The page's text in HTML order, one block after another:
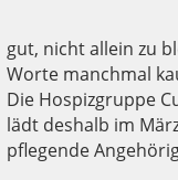
gut, nicht allein zu
Worte manchmal
Die Hospizgruppe
lädt deshalb im
pflegende